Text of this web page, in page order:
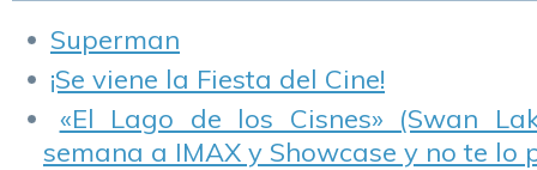
Superman
¡Se viene la Fiesta del Cine!
«El Lago de los Cisnes» (Swan
semana a IMAX y Showcase y no te lo